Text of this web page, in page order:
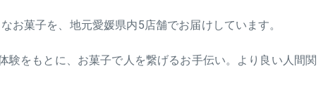
菓子を、地元愛媛県内5店舗でお届けしています。
をもとに、お菓子で人を繋げるお手伝い。より良い人間関